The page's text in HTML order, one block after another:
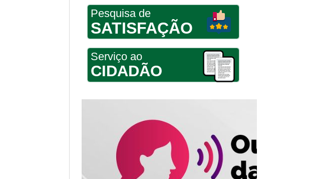
Pesquisa de
SATISFAÇÃO
Serviço ao
CIDADÃO